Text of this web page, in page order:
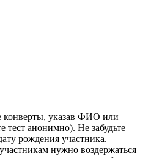
указав ФИО или
тест анонимно). Не забудьте
рождения участника.
нужно воздержаться